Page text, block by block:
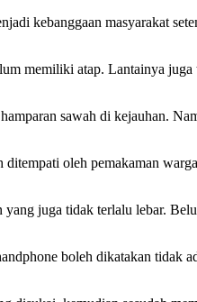
kebanggaan masyarakat
memiliki atap. Lantainya
sawah di kejauhan.
oleh pemakaman
juga tidak terlalu lebar.
boleh dikatakan tidak